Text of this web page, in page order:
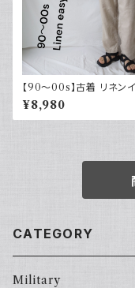
【90～00s】古着 リネン
ーパンツ 夏 32×30
ュアル
¥8,980
CATEGORY
Military